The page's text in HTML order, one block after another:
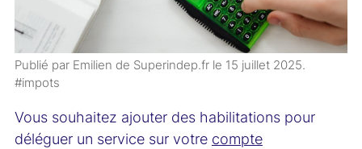
Publié par Emilien de Superindep.fr le 15 juillet 2025.
#impots
Vous souhaitez ajouter des habilitations pour
déléguer un service sur votre compte